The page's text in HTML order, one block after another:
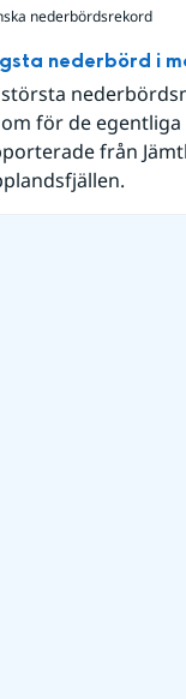
nederbördsrekord
nederbörd i
för de
från